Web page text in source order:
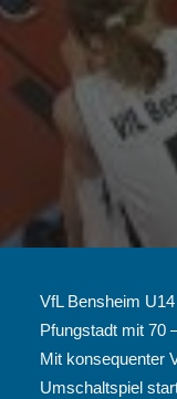
VfL Bensheim
Pfungstadt mit 70
Mit konsequenter
Umschaltspiel